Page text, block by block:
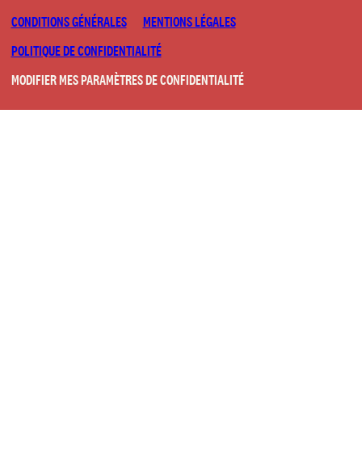
CONDITIONS GÉNÉRALES
MENTIONS LÉGALES
POLITIQUE DE CONFIDENTIALITÉ
MODIFIER MES PARAMÈTRES DE CONFIDENTIALITÉ